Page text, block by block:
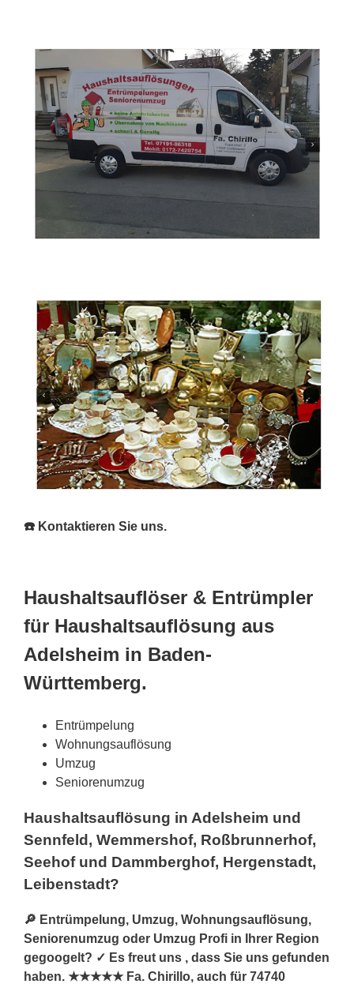
☎️ Kontaktieren Sie uns.
Haushaltsauflöser & Entrümpler
für Haushaltsauflösung aus
Adelsheim in Baden-
Württemberg.
Entrümpelung
Wohnungsauflösung
Umzug
Seniorenumzug
Haushaltsauflösung in Adelsheim und
Sennfeld, Wemmershof, Roßbrunnerhof,
Seehof und Dammberghof, Hergenstadt,
Leibenstadt?
🔎 Entrümpelung, Umzug, Wohnungsauflösung,
Seniorenumzug oder Umzug Profi in Ihrer Region
gegoogelt? ✓ Es freut uns , dass Sie uns gefunden
haben. ★★★★★ Fa. Chirillo, auch für 74740